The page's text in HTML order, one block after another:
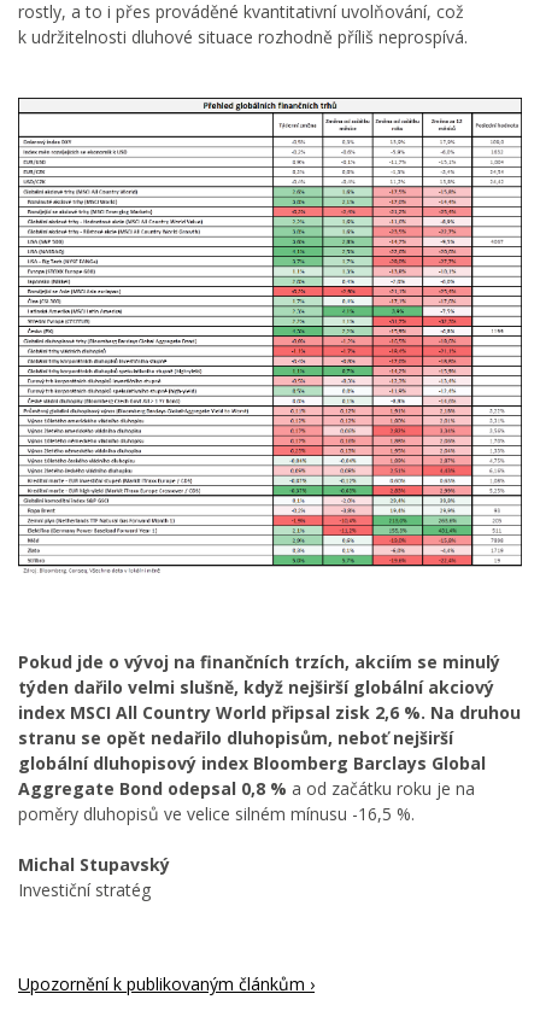
rostly, a to i přes prováděné kvantitativní uvolňování, což
k udržitelnosti dluhové situace rozhodně příliš neprospívá.
Pokud jde o vývoj na finančních trzích, akciím se minulý
týden dařilo velmi slušně, když nejširší globální akciový
index MSCI All Country World připsal zisk 2,6 %. Na druhou
stranu se opět nedařilo dluhopisům, neboť nejširší
globální dluhopisový index Bloomberg Barclays Global
Aggregate Bond odepsal 0,8 % a od začátku roku je na
poměry dluhopisů ve velice silném mínusu -16,5 %.
Michal Stupavský
Investiční stratég
Upozornění k publikovaným článkům ›